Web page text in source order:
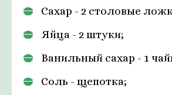
Сахар - 2 столовые
Яйца - 2 штуки;
Ванильный сахар - 1
Соль - щепотка;